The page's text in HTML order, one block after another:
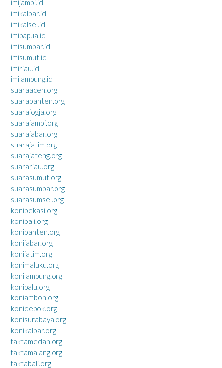
imijambi.id
imikalbar.id
imikalsel.id
imipapua.id
imisumbar.id
imisumut.id
imiriau.id
imilampung.id
suaraaceh.org
suarabanten.org
suarajogja.org
suarajambi.org
suarajabar.org
suarajatim.org
suarajateng.org
suarariau.org
suarasumut.org
suarasumbar.org
suarasumsel.org
konibekasi.org
konibali.org
konibanten.org
konijabar.org
konijatim.org
konimaluku.org
konilampung.org
konipalu.org
koniambon.org
konidepok.org
konisurabaya.org
konikalbar.org
faktamedan.org
faktamalang.org
faktabali.org